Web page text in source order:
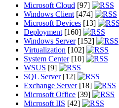
Microsoft Cloud [97]
Windows Client [474]
Microsoft Devices [13]
Deployment [160]
Windows Server[152]
Virtualization [102]
System Center[10]
WSUS [9]
SQL Server[12]
Exchange Server[18]
Microsoft Office [39]
Microsoft IIS [42]